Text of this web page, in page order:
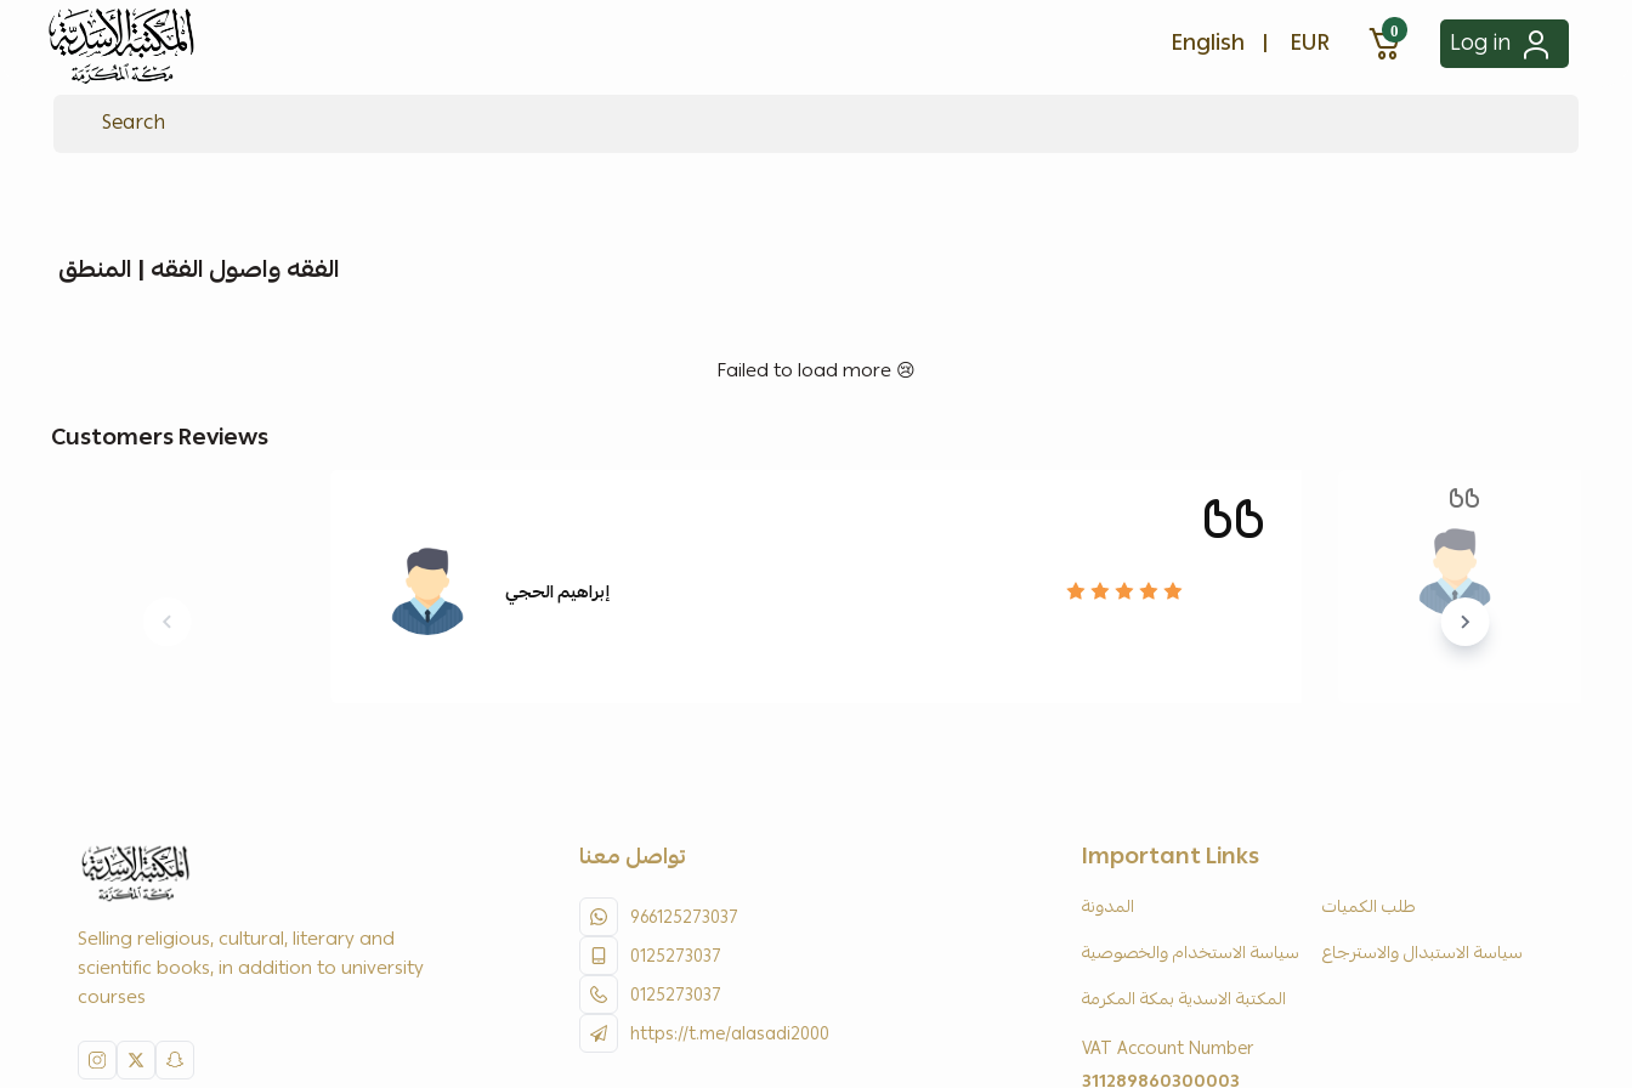
alasadiah English | EUR 0 Log in
الفقه واصول الفقه | المنطق
Failed to load more 😢
Customers Reviews
إبراهيم الحجي
Selling religious, cultural, literary and
scientific books, in addition to university
courses
تواصل معنا
966125273037
0125273037
0125273037
https://t.me/alasadi2000
Important Links
المدونة
طلب الكميات
سياسة الاستخدام والخصوصية
سياسة الاستبدال والاسترجاع
المكتبة الاسدية بمكة المكرمة
VAT Account Number
311289860300003